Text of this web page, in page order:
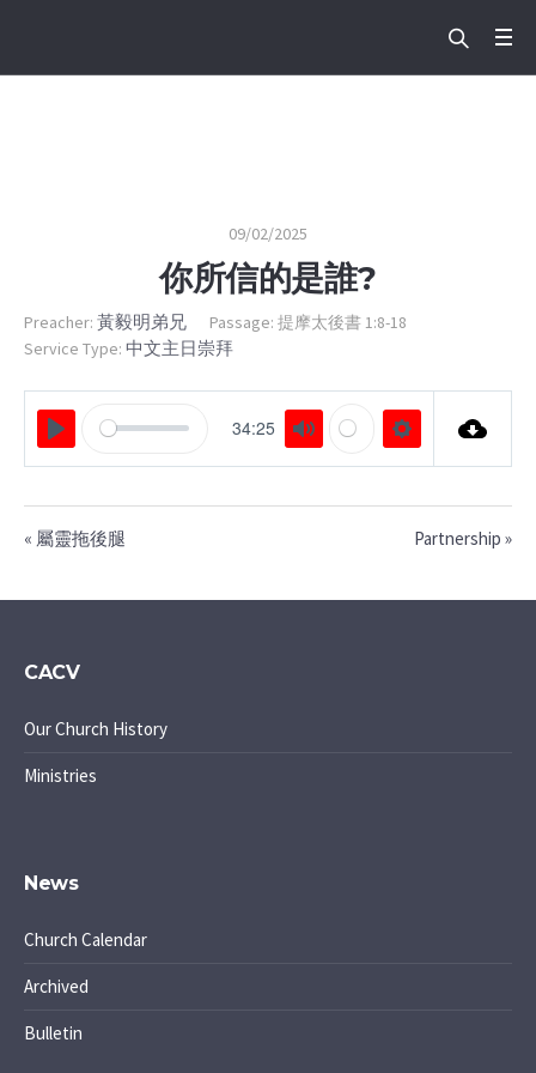
09/02/2025
你所信的是誰?
Preacher: 黃毅明弟兄 Passage: 提摩太後書 1:8-18
Service Type: 中文主日崇拜
PLAY
34:25
MUTE SETTINGS
« 屬靈拖後腿 Partnership »
CACV
Our Church History
Ministries
News
Church Calendar
Archived
Bulletin